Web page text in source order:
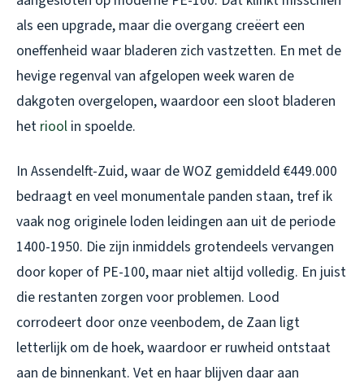
als een upgrade, maar die overgang creëert een
oneffenheid waar bladeren zich vastzetten. En met de
hevige regenval van afgelopen week waren de
dakgoten overgelopen, waardoor een sloot bladeren
het riool in spoelde.
In Assendelft-Zuid, waar de WOZ gemiddeld €449.000
bedraagt en veel monumentale panden staan, tref ik
vaak nog originele loden leidingen aan uit de periode
1400-1950. Die zijn inmiddels grotendeels vervangen
door koper of PE-100, maar niet altijd volledig. En juist
die restanten zorgen voor problemen. Lood
corrodeert door onze veenbodem, de Zaan ligt
letterlijk om de hoek, waardoor er ruwheid ontstaat
aan de binnenkant. Vet en haar blijven daar aan